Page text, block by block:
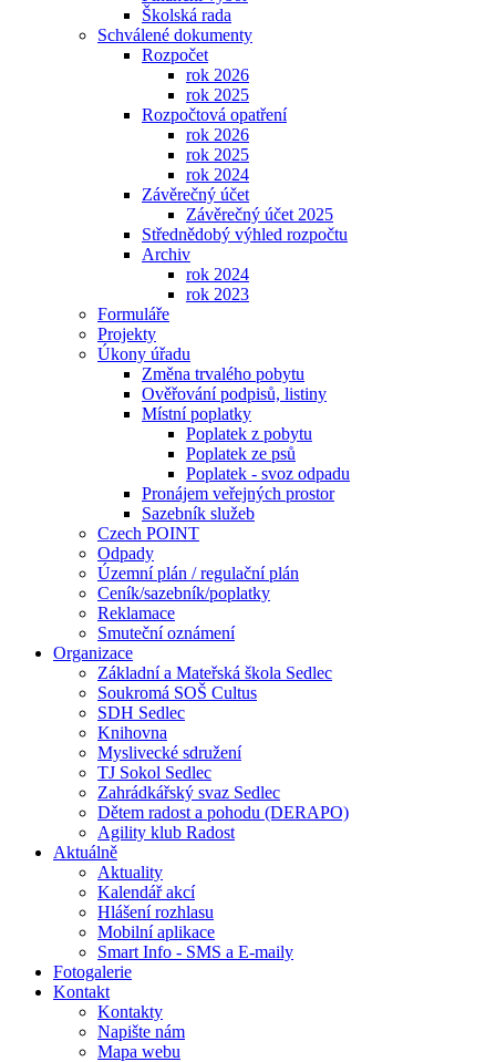
Školská rada
Schválené dokumenty
Rozpočet
rok 2026
rok 2025
Rozpočtová opatření
rok 2026
rok 2025
rok 2024
Závěrečný účet
Závěrečný účet 2025
Střednědobý výhled rozpočtu
Archiv
rok 2024
rok 2023
Formuláře
Projekty
Úkony úřadu
Změna trvalého pobytu
Ověřování podpisů, listiny
Místní poplatky
Poplatek z pobytu
Poplatek ze psů
Poplatek - svoz odpadu
Pronájem veřejných prostor
Sazebník služeb
Czech POINT
Odpady
Územní plán / regulační plán
Ceník/sazebník/poplatky
Reklamace
Smuteční oznámení
Organizace
Základní a Mateřská škola Sedlec
Soukromá SOŠ Cultus
SDH Sedlec
Knihovna
Myslivecké sdružení
TJ Sokol Sedlec
Zahrádkářský svaz Sedlec
Dětem radost a pohodu (DERAPO)
Agility klub Radost
Aktuálně
Aktuality
Kalendář akcí
Hlášení rozhlasu
Mobilní aplikace
Smart Info - SMS a E-maily
Fotogalerie
Kontakt
Kontakty
Napište nám
Mapa webu